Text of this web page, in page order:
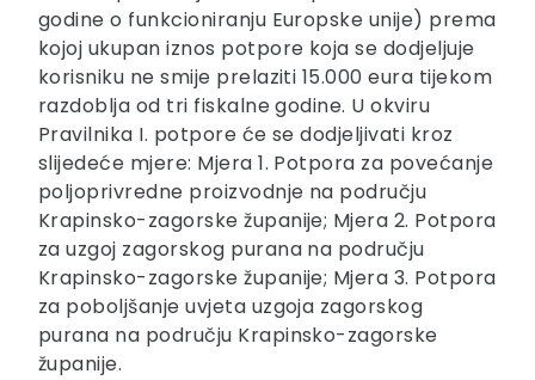
godine o funkcioniranju Europske unije) prema
kojoj ukupan iznos potpore koja se dodjeljuje
korisniku ne smije prelaziti 15.000 eura tijekom
razdoblja od tri fiskalne godine. U okviru
Pravilnika I. potpore će se dodjeljivati kroz
slijedeće mjere: Mjera 1. Potpora za povećanje
poljoprivredne proizvodnje na području
Krapinsko-zagorske županije; Mjera 2. Potpora
za uzgoj zagorskog purana na području
Krapinsko-zagorske županije; Mjera 3. Potpora
za poboljšanje uvjeta uzgoja zagorskog
purana na području Krapinsko-zagorske
županije.